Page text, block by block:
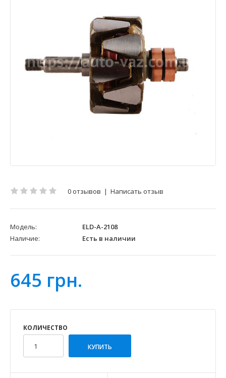
0 отзывов | Написать отзыв
Модель:
ELD-A-2108
Наличие:
Есть в наличии
645 грн.
КОЛИЧЕСТВО